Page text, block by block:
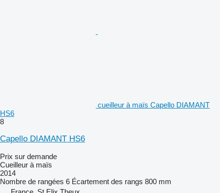
cueilleur à maïs Capello DIAMANT
HS6
8
Capello DIAMANT HS6
Prix sur demande
Cueilleur à maïs
2014
Nombre de rangées 6 Écartement des rangs 800 mm